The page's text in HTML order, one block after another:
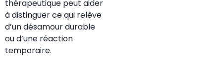
thérapeutique peut aider
à distinguer ce qui relève
d’un désamour durable
ou d’une réaction
temporaire.